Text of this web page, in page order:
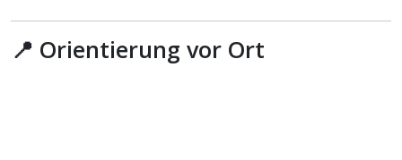
📍 Orientierung vor Ort